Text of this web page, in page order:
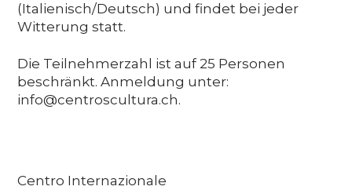
(Italienisch/Deutsch) und findet bei jeder
Witterung statt.
Die Teilnehmerzahl ist auf 25 Personen
beschränkt. Anmeldung unter:
info@centroscultura.ch.
Centro Internazionale